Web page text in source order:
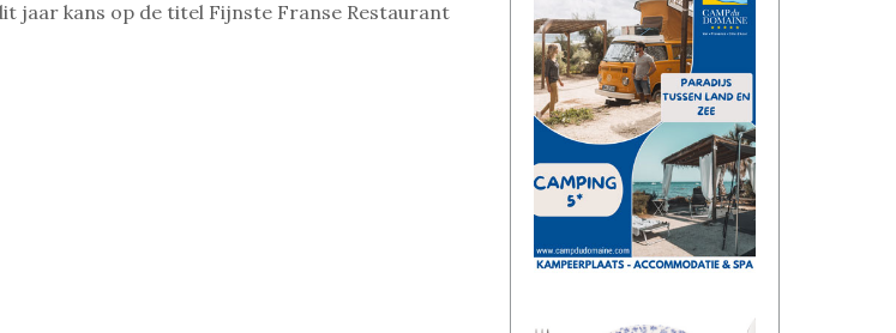
jaar kans op de titel Fijnste Franse Restaurant